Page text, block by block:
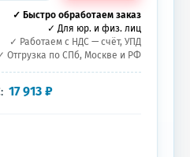
✓ Быстро обработаем заказ
✓ Для юр. и физ. лиц
✓ Работаем с НДС — счёт, УПД
Отгрузка по СПб, Москве и РФ
17 913 ₽